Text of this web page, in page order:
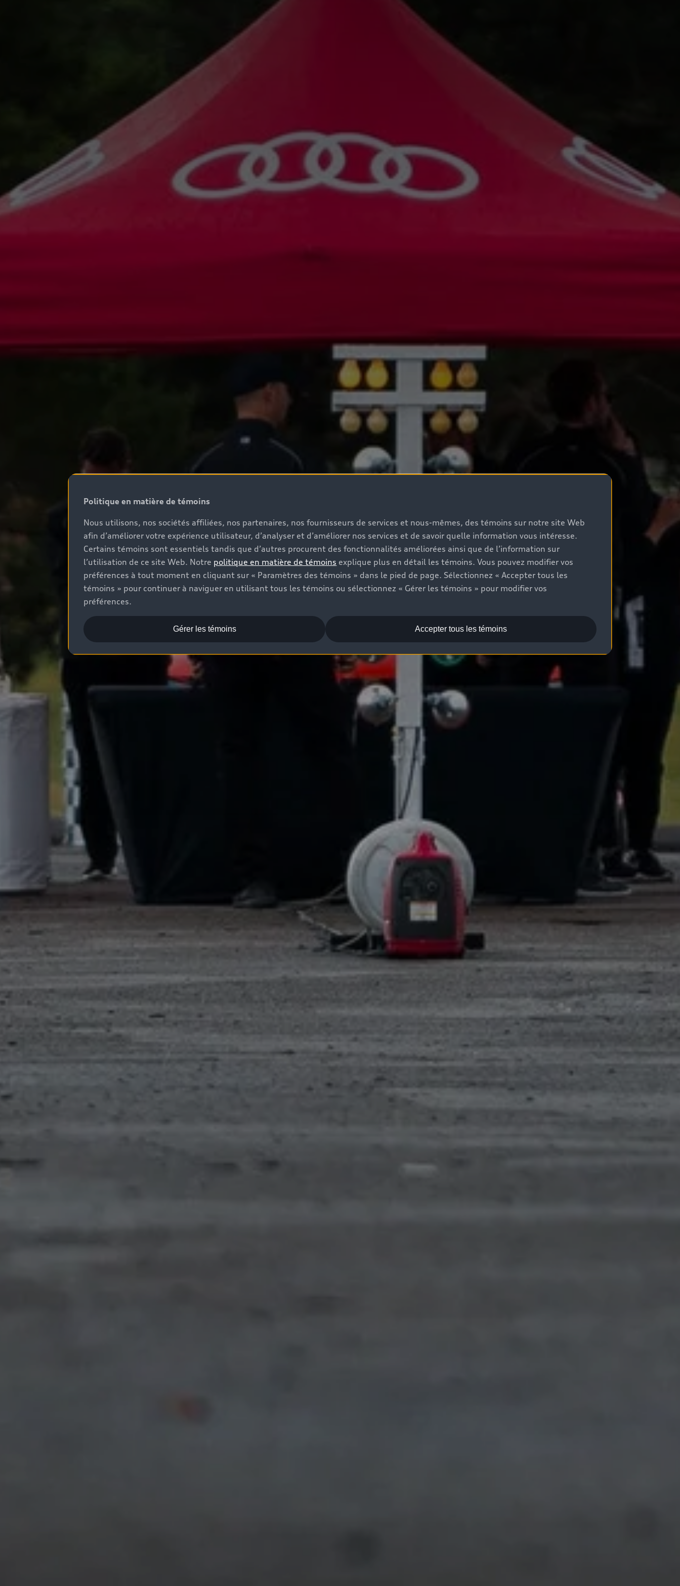
Politique en matière de témoins
Nous utilisons, nos sociétés affiliées, nos partenaires, nos fournisseurs de services et nous-mêmes, des témoins sur notre site Web
afin d’améliorer votre expérience utilisateur, d’analyser et d’améliorer nos services et de savoir quelle information vous intéresse.
Certains témoins sont essentiels tandis que d’autres procurent des fonctionnalités améliorées ainsi que de l’information sur
l’utilisation de ce site Web. Notre politique en matière de témoins explique plus en détail les témoins. Vous pouvez modifier vos
préférences à tout moment en cliquant sur « Paramètres des témoins » dans le pied de page. Sélectionnez « Accepter tous les
témoins » pour continuer à naviguer en utilisant tous les témoins ou sélectionnez « Gérer les témoins » pour modifier vos
préférences.
Accepter tous les témoins
Gérer les témoins